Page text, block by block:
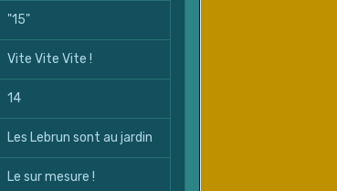
"15"
Vite Vite Vite !
14
Les Lebrun sont au jardin
Le sur mesure !